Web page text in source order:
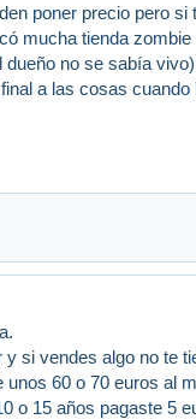
poner precio pero si
mucha tienda
no se sabía
a las cosas
si vendes algo no te
60 o 70 euros al
o 15 años pagaste 5